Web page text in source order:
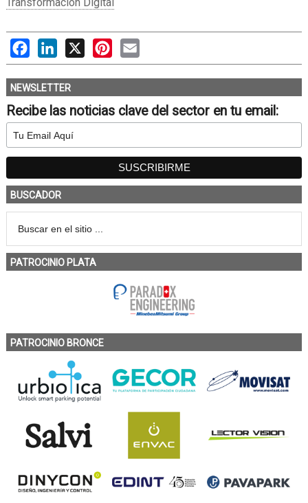
FacebookLinkedIn
X PinterestEmail
NEWSLETTER
Recibe las noticias clave del sector en tu email:
BUSCADOR
PATROCINIO PLATA
PATROCINIO BRONCE